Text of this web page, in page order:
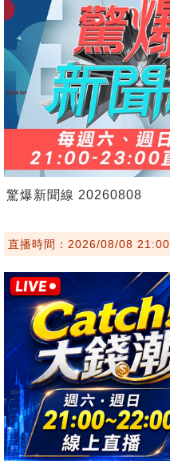
驚爆新聞線 20260808
直播時間：2026/08/08 21:00